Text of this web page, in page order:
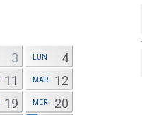
3 LUN 4
11 MAR 12
19 MER 20